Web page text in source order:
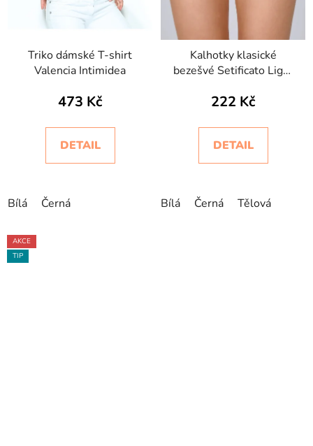
Triko dámské T-shirt
Valencia Intimidea
473 Kč
DETAIL
Bílá Černá
Kalhotky klasické
bezešvé Setificato Light
222 Kč
DETAIL
Bílá Černá Tělová
AKCE
TIP